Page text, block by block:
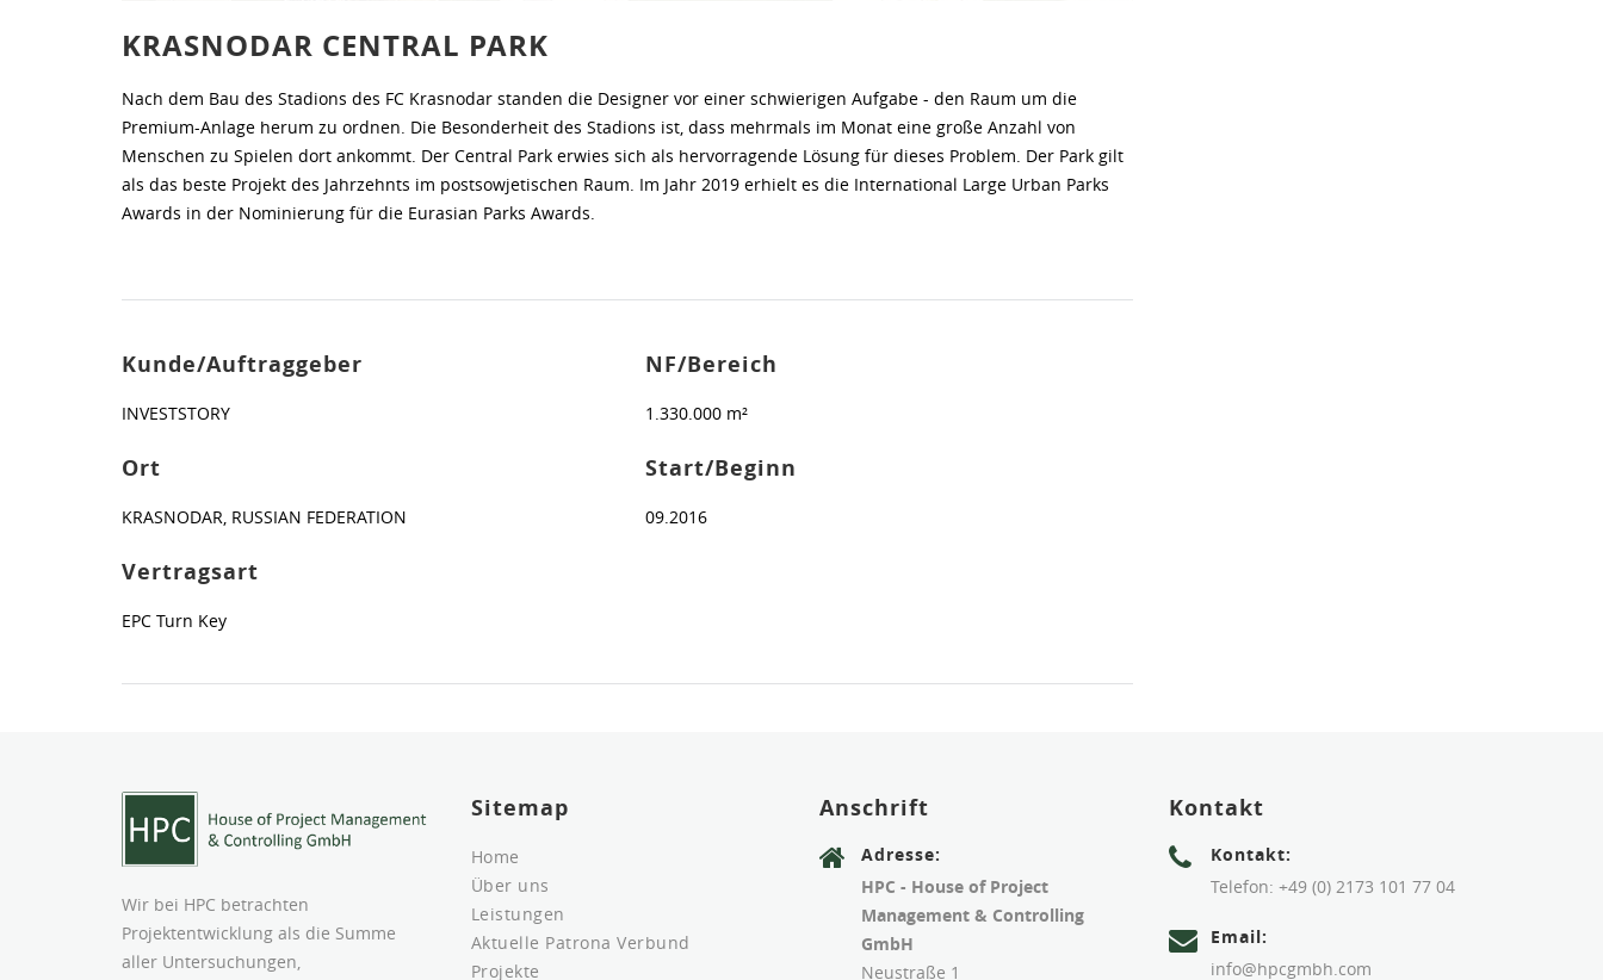
KRASNODAR CENTRAL PARK
Nach dem Bau des Stadions des FC Krasnodar standen die Designer vor einer schwierigen Aufgabe - den Raum um die
Premium-Anlage herum zu ordnen. Die Besonderheit des Stadions ist, dass mehrmals im Monat eine große Anzahl von
Menschen zu Spielen dort ankommt. Der Central Park erwies sich als hervorragende Lösung für dieses Problem. Der Park gilt
als das beste Projekt des Jahrzehnts im postsowjetischen Raum. Im Jahr 2019 erhielt es die International Large Urban Parks
Awards in der Nominierung für die Eurasian Parks Awards.
Kunde/Auftraggeber
INVESTSTORY
Ort
KRASNODAR, RUSSIAN FEDERATION
Vertragsart
EPC Turn Key
NF/Bereich
1.330.000 m²
Start/Beginn
09.2016
Wir bei HPC betrachten
Projektentwicklung als die Summe
aller Untersuchungen,
Sitemap
Home
Über uns
Leistungen
Aktuelle Patrona Verbund
Projekte
Anschrift
Adresse:
HPC - House of Project
Management & Controlling
GmbH
Neustraße 1
Kontakt
Kontakt:
Telefon: +49 (0) 2173 101 77 04
Email:
info@hpcgmbh.com